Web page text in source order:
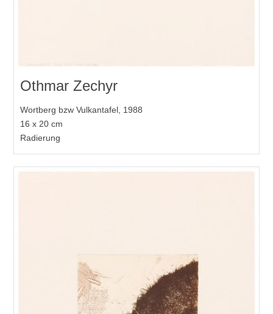
Othmar Zechyr
Wortberg bzw Vulkantafel, 1988
16 x 20 cm
Radierung